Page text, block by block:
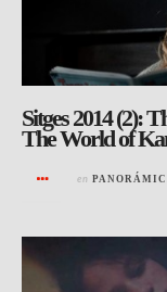
Sitges 2014 (2):
The World of
en